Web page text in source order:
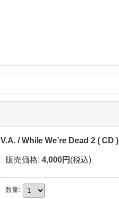
V.A. / While We’re Dead 2 ( CD )
販売価格: 4,000円 (税込)
数量: